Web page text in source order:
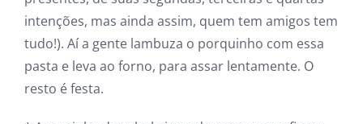
intenções, mas ainda assim, quem tem amigos tem
tudo!). Aí a gente lambuza o porquinho com essa
pasta e leva ao forno, para assar lentamente. O
resto é festa.